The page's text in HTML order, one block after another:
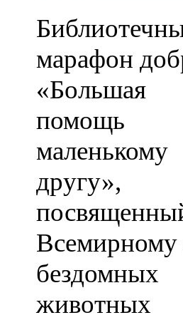
марафон
«Большая
помощь
маленькому
другу»,
бездомных
животных